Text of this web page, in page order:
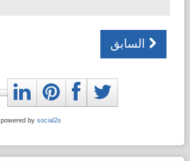
السابق
powered by social2s